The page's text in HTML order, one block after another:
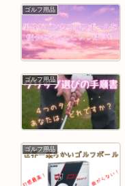
ゴルフ用品
ゴルフ用品
ゴルフ用品